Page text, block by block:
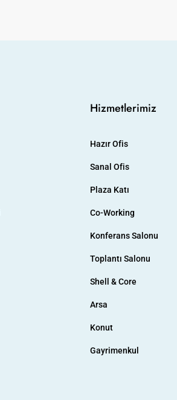
Hizmetlerimiz
Hazır Ofis
Sanal Ofis
Plaza Katı
Co-Working
Konferans Salonu
Toplantı Salonu
Shell & Core
Arsa
Konut
Gayrimenkul